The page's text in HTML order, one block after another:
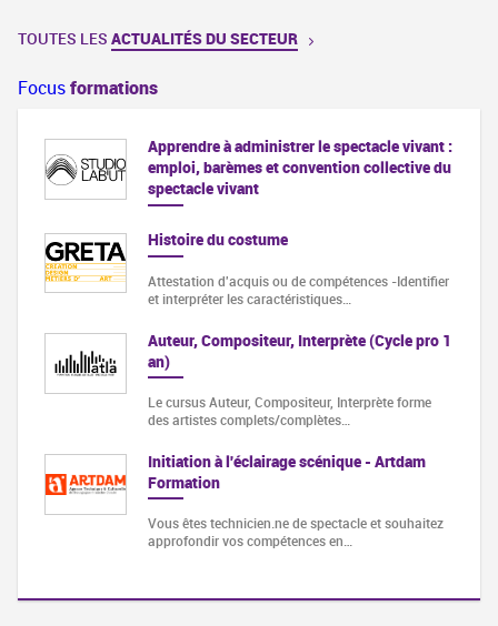
TOUTES LES ACTUALITÉS DU SECTEUR
Focusformations
Apprendre à administrer le spectacle vivant :
emploi, barèmes et convention collective du
spectacle vivant
Histoire du costume
Attestation d'acquis ou de compétences -Identifier
et interpréter les caractéristiques…
Auteur, Compositeur, Interprète (Cycle pro 1
an)
Le cursus Auteur, Compositeur, Interprète forme
des artistes complets/complètes…
Initiation à l'éclairage scénique - Artdam
Formation
Vous êtes technicien.ne de spectacle et souhaitez
approfondir vos compétences en…